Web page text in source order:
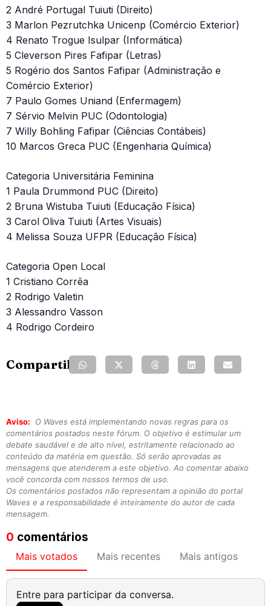
2 André Portugal Tuiuti (Direito)
3 Marlon Pezrutchka Unicenp (Comércio Exterior)
4 Renato Trogue Isulpar (Informática)
5 Cleverson Pires Fafipar (Letras)
5 Rogério dos Santos Fafipar (Administração e
Comércio Exterior)
7 Paulo Gomes Uniand (Enfermagem)
7 Sérvio Melvin PUC (Odontologia)
7 Willy Bohling Fafipar (Ciências Contábeis)
10 Marcos Greca PUC (Engenharia Química)
Categoria Universitária Feminina
1 Paula Drummond PUC (Direito)
2 Bruna Wistuba Tuiuti (Educação Física)
3 Carol Oliva Tuiuti (Artes Visuais)
4 Melissa Souza UFPR (Educação Física)
Categoria Open Local
1 Cristiano Corrêa
2 Rodrigo Valetin
3 Alessandro Vasson
4 Rodrigo Cordeiro
Compartilhe:
Aviso:
O Waves está implementando novas regras para os
comentários postados neste fórum. O objetivo é estimular um
debate saudável e de alto nível, estritamente relacionado ao
conteúdo da matéria em questão. Só serão aprovadas as
mensagens que atenderem a este objetivo. Ao comentar abaixo
você concorda com nossos termos de uso.
Os comentários postados não representam a opinião do portal
Waves e a responsabilidade é inteiramente do autor de cada
mensagem.
0 comentários
Mais votados Mais recentes Mais antigos
Entre para participar da conversa.